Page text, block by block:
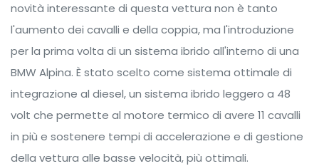
novità interessante di questa vettura non è tanto
l'aumento dei cavalli e della coppia, ma l'introduzione
per la prima volta di un sistema ibrido all'interno di una
BMW Alpina. È stato scelto come sistema ottimale di
integrazione al diesel, un sistema ibrido leggero a 48
volt che permette al motore termico di avere 11 cavalli
in più e sostenere tempi di accelerazione e di gestione
della vettura alle basse velocità, più ottimali.